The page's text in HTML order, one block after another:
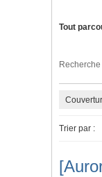
Tout
Trier par :